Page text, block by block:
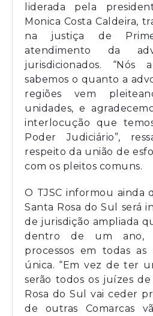
liderada pela
Monica Costa Caldeira,
na justiça de
atendimento da
jurisdicionados. “Nós
sabemos o quanto a
regiões vem
unidades, e
interlocução que
Poder Judiciário”,
respeito da união de
com os pleitos comuns.
O TJSC informou ainda
Santa Rosa do Sul será
de jurisdição ampliada
dentro de um ano,
processos em todas as
única. “Em vez de ter
serão todos os juízes de
Rosa do Sul vai ceder
de outras Comarcas